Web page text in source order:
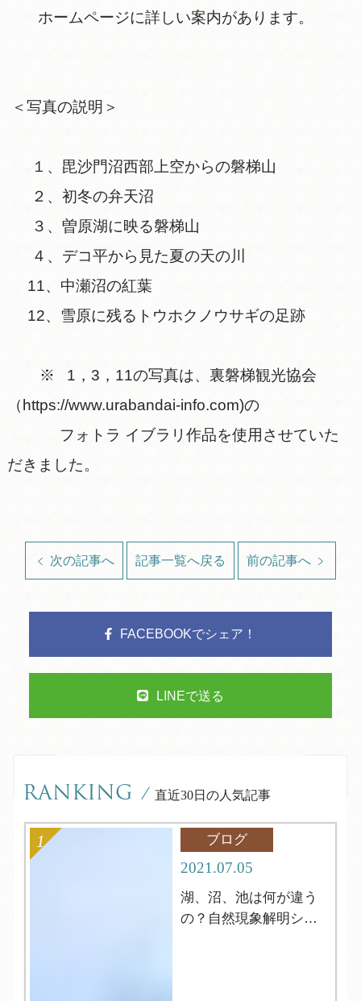
ホームページに詳しい案内があります。
＜写真の説明＞
１、毘沙門沼西部上空からの磐梯山
２、初冬の弁天沼
３、曽原湖に映る磐梯山
４、デコ平から見た夏の天の川
11、中瀬沼の紅葉
12、雪原に残るトウホクノウサギの足跡
※ 1，3，11の写真は、裏磐梯観光協会
（https://www.urabandai-info.com)の
フォトラ イブラリ作品を使用させていた
だきました。
次の記事へ 記事一覧へ戻る 前の記事へ
FACEBOOKでシェア！
LINEで送る
RANKING / 直近30日の人気記事
ブログ
2021.07.05
湖、沼、池は何が違う
の？自然現象解明シリ